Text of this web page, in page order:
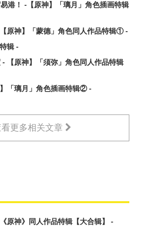
港！ -【原神】「璃月」角色插画特辑
原神】「蒙德」角色同人作品特辑① -
辑 -
【原神】「须弥」角色同人作品特辑
「璃月」角色插画特辑② -
看更多相关文章
原神》同人作品特辑【大合辑】 -